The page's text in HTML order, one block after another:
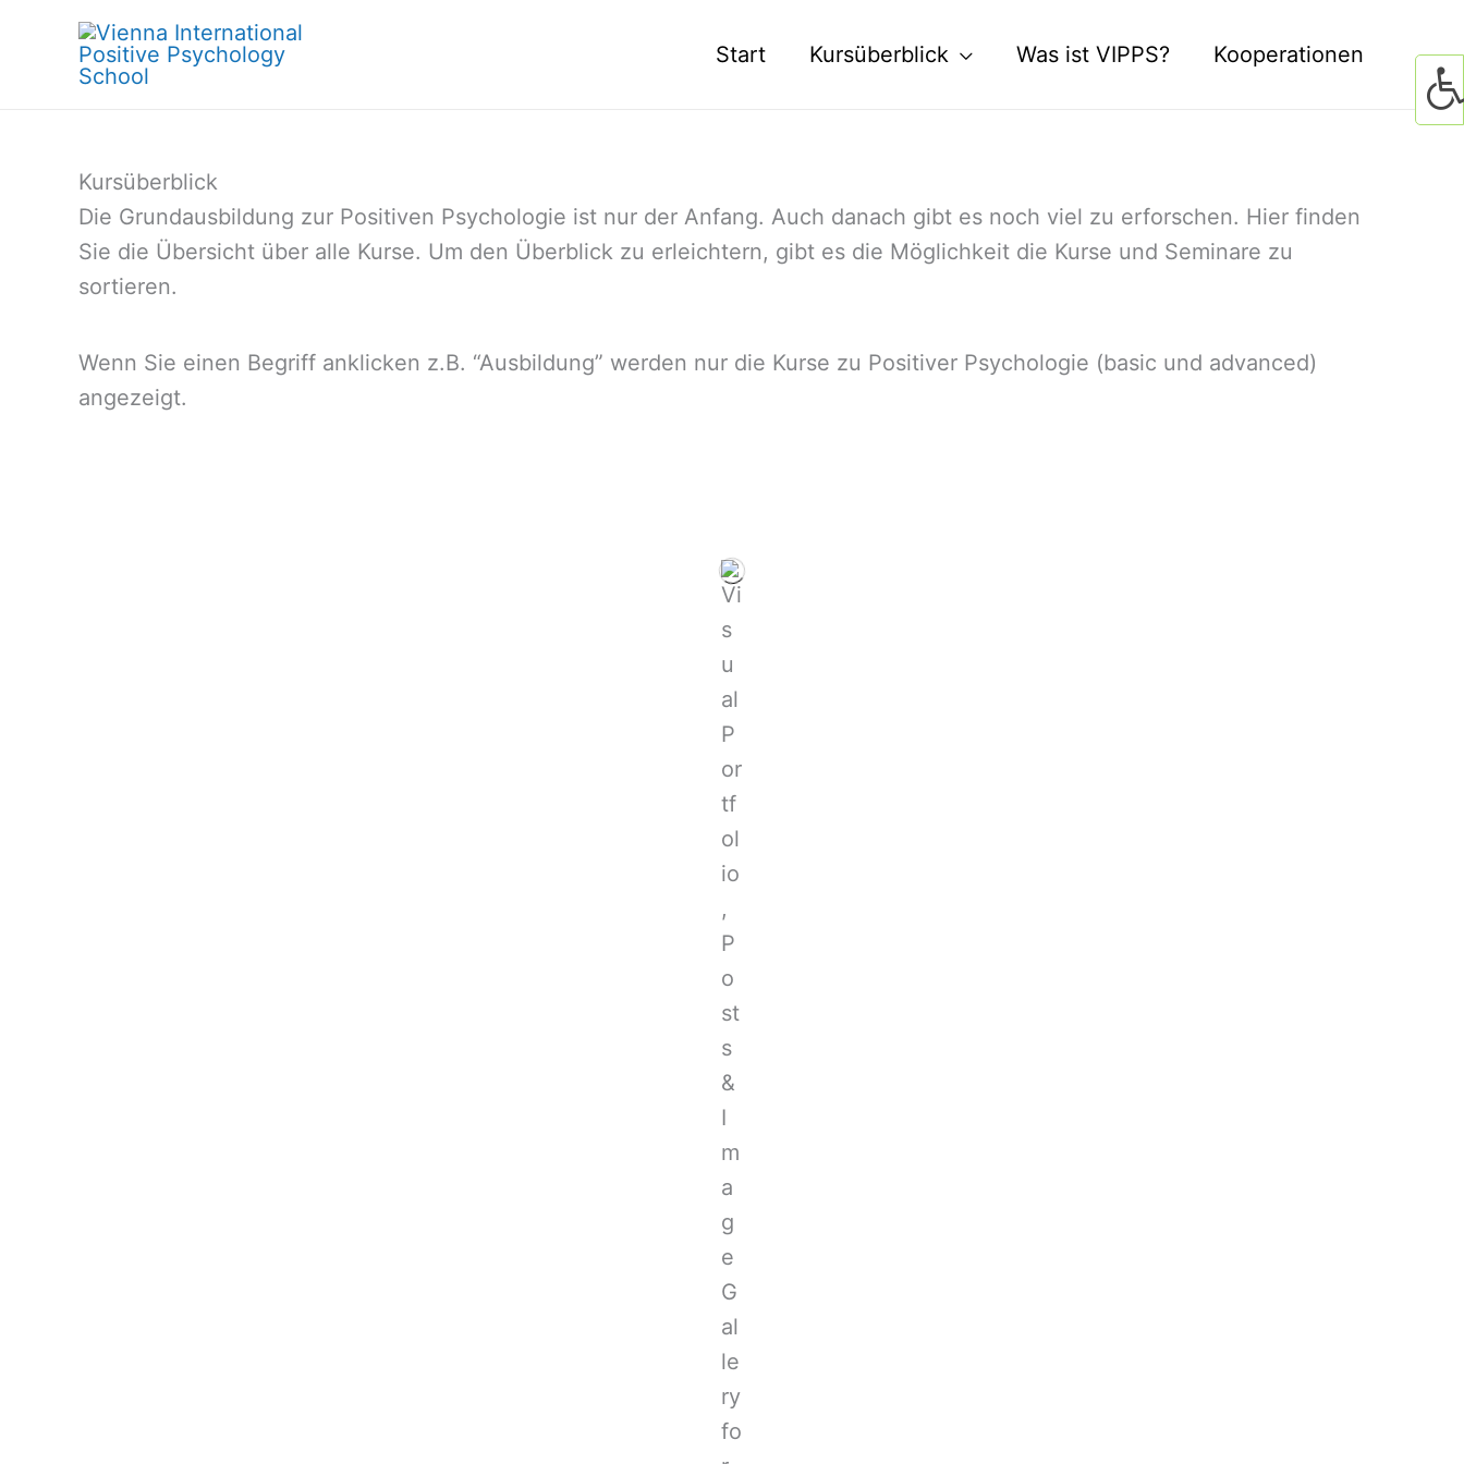
Start Kursüberblick Was ist VIPPS? Kooperationen
Kursüberblick
Die Grundausbildung zur Positiven Psychologie ist nur der Anfang. Auch danach gibt es noch viel zu erforschen. Hier finden
Sie die Übersicht über alle Kurse. Um den Überblick zu erleichtern, gibt es die Möglichkeit die Kurse und Seminare zu
sortieren.
Wenn Sie einen Begriff anklicken z.B. “Ausbildung” werden nur die Kurse zu Positiver Psychologie (basic und advanced)
angezeigt.